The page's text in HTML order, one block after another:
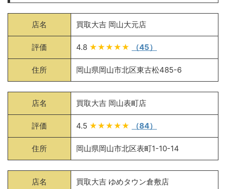
店名 買取大吉 岡山大元店
評価 4.8 ★★★★★ （45）
住所 岡山県岡山市北区東古松485-6
店名 買取大吉 岡山表町店
評価 4.5 ★★★★★ （84）
住所 岡山県岡山市北区表町1-10-14
店名 買取大吉 ゆめタウン倉敷店